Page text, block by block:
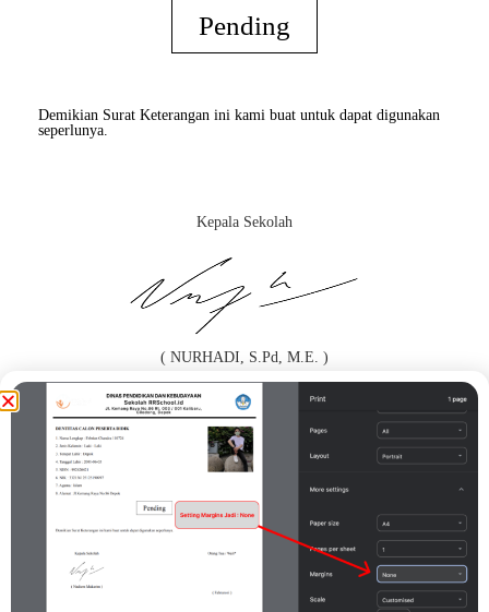
Pending
Demikian Surat Keterangan ini kami buat untuk dapat digunakan
seperlunya.
Kepala Sekolah
( NURHADI, S.Pd, M.E. )
Orang Tua / Wali*
( 1 )
Print